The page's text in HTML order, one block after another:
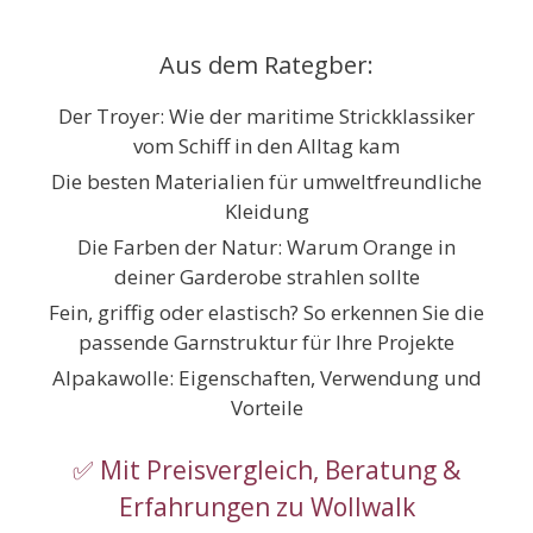
Aus dem Rategber:
Der Troyer: Wie der maritime Strickklassiker
vom Schiff in den Alltag kam
Die besten Materialien für umweltfreundliche
Kleidung
Die Farben der Natur: Warum Orange in
deiner Garderobe strahlen sollte
Fein, griffig oder elastisch? So erkennen Sie die
passende Garnstruktur für Ihre Projekte
Alpakawolle: Eigenschaften, Verwendung und
Vorteile
✅ Mit Preisvergleich, Beratung &
Erfahrungen zu Wollwalk